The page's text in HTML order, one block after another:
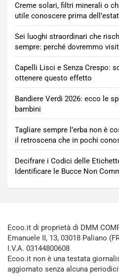
Creme solari, filtri minerali o
utile conoscere prima
Sei luoghi straordinari che
sempre: perché dovremmo
Capelli Lisci e Senza Crespo:
ottenere questo effetto
Bandiere Verdi 2026: ecco le
bambini
Tagliare sempre l’erba non è
il retroscena che in pochi
Decifrare i Codici delle
Identificare le Bucce Non
Ecoo.it di proprietà di DMM
Emanuele II, 13, 03018 Paliano
I.V.A. 03144800608
Ecoo.it non è una testata
aggiornato senza alcuna